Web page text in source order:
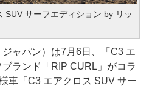
SUV サーフエディション by リッ
ャパン）は7月6日、「C3 エ
ランド「RIP CURL」がコラ
車「C3 エアクロス SUV サー